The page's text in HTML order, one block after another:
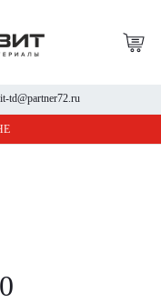
td@partner72.ru